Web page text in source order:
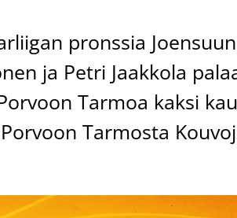
pronssia
ja Petri Jaakkola
Tarmoa kaksi
Tarmosta